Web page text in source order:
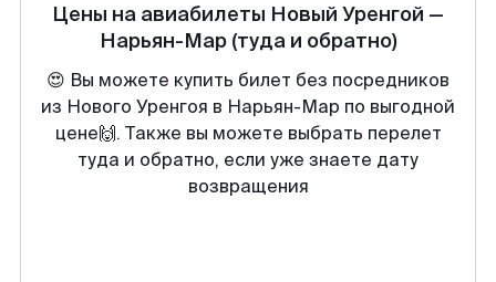
Цены на авиабилеты Новый Уренгой —
Нарьян-Мар (туда и обратно)
😍 Вы можете купить билет без посредников
из Нового Уренгоя в Нарьян-Мар по выгодной
цене🙌. Также вы можете выбрать перелет
туда и обратно, если уже знаете дату
возвращения